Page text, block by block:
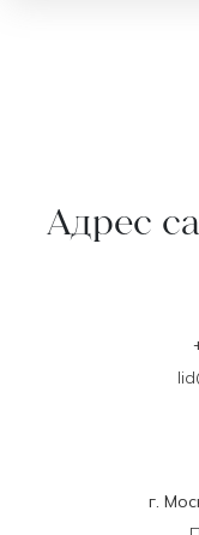
Адрес
г.